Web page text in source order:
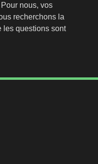
nous, vos
recherchons la
les questions sont